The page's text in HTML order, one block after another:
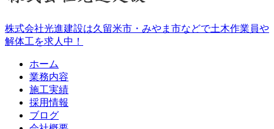
株式会社光進建設は久留米市・みやま市などで土木作業員や
解体工を求人中！
ホーム
業務内容
施工実績
採用情報
ブログ